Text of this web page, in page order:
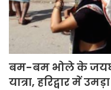
बम-बम भोले के
यात्रा, हरिद्वार में